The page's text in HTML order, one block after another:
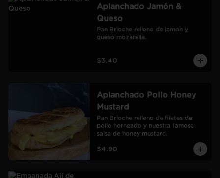
Aplanchado Jamón &
Queso
Pan Brioche relleno de jamón y
queso mozarella.
$3.40
Aplanchado Pollo Honey
Mustard
Pan Brioche relleno de filetes de
pollo horneado y nuestra famosa
salsa de honey mustard.
$4.90